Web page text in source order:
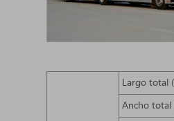
Largo total
Ancho total